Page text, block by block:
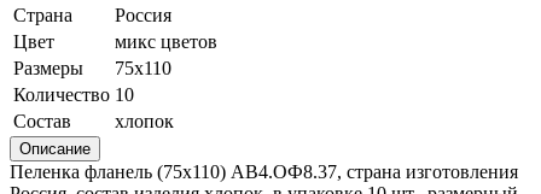
Страна
Россия
Цвет
микс цветов
Размеры
75х110
Количество 10
Состав
хлопок
Описание
Пеленка фланель (75х110) АВ4.ОФ8.37, страна изготовления